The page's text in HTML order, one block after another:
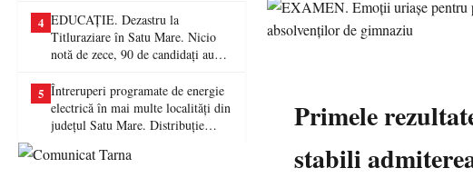
4 EDUCAȚIE. Dezastru la
Titluraziare în Satu Mare. Nicio
notă de zece, 90 de candidați au
5 Întreruperi programate de energie
electrică în mai multe localități din
județul Satu Mare. Distribuție
lucrări la rețea
Primele
stabili